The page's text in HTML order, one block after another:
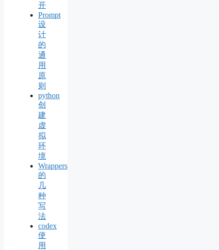
开
Prompt
设
计
的
通
用
原
则
python
创
建
虚
拟
环
境
Wrappers
的
几
种
写
法
codex
使
用